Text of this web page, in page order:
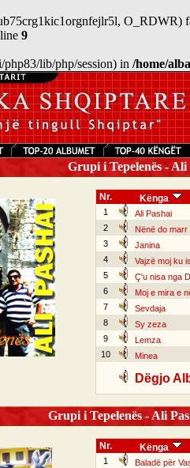
O_RDWR)
9
php83/lib/php/session) in /home/
Grupi i Tepelenës - Ali
Nr. Kënga
1 Ali Pashai
2
Nënë do marr
3
Janina
4
Vajzë moj ku
5
Ç'u nisa nga
6
Moj e mira e
7
Sevdaja
8
Sy zeza
9
Lemza
10
Minea
Dëgjo
Grupi i Tepelenës - Ali
Nr. Kënga
1 Baladë për